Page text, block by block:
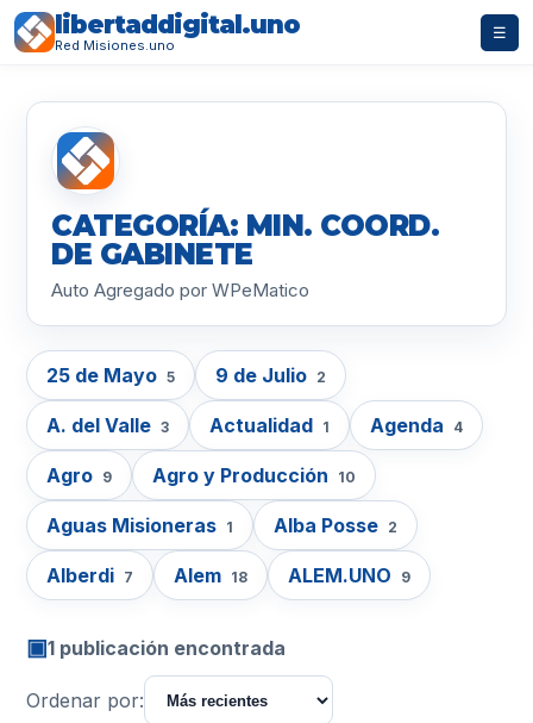
libertaddigital.uno
Red Misiones.uno
☰
CATEGORÍA: MIN. COORD.
DE GABINETE
Auto Agregado por WPeMatico
25 de Mayo 5 9 de Julio 2
A. del Valle 3 Actualidad 1 Agenda 4
Agro 9 Agro y Producción 10
Aguas Misioneras 1 Alba Posse 2
Alberdi 7 Alem 18 ALEM.UNO 9
▣1 publicación encontrada
Ordenar por: